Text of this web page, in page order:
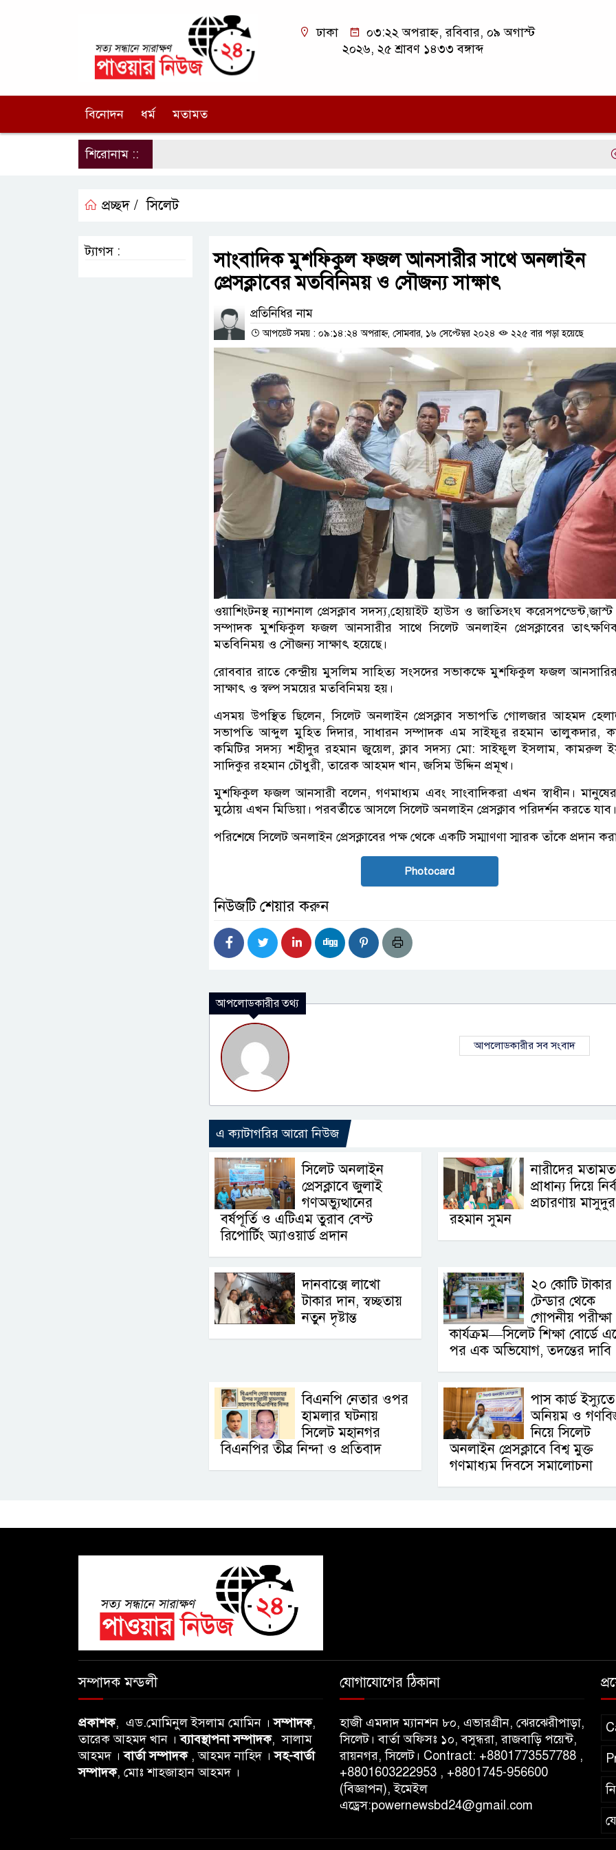
ঢাকা
০৩:২২ অপরাহ্ন, রবিবার, ০৯ অগাস্ট
২০২৬, ২৫ শ্রাবণ ১৪৩৩ বঙ্গাব্দ
বিনোদন ধর্ম মতামত
শিরোনাম ::
প্রচ্ছদ / সিলেট
সাংবাদিক মুশফিকুল ফজল আনসারীর সাথে অনলাইন
প্রেসক্লাবের মতবিনিময় ও সৌজন্য সাক্ষাৎ
প্রতিনিধির নাম
আপডেট সময় : ০৯:১৪:২৪ অপরাহ্ন, সোমবার, ১৬ সেপ্টেম্বর ২০২৪ ২২৫ বার পড়া হয়েছে
ওয়াশিংটনস্থ ন্যাশনাল প্রেসক্লাব সদস্য,হোয়াইট হাউস ও জাতিসংঘ
সম্পাদক মুশফিকুল ফজল আনসারীর সাথে সিলেট অনলাইন প্রেসক্লাবের
মতবিনিময় ও সৌজন্য সাক্ষাৎ হয়েছে।
রোববার রাতে কেন্দ্রীয় মুসলিম সাহিত্য সংসদের সভাকক্ষে মুশফিকুল ফজল
সাক্ষাৎ ও স্বল্প সময়ের মতবিনিময় হয়।
এসময় উপস্থিত ছিলেন, সিলেট অনলাইন প্রেসক্লাব সভাপতি গোলজার আহমদ
সভাপতি আব্দুল মুহিত দিদার, সাধারন সম্পাদক এম সাইফুর রহমান তালুকদার,
কমিটির সদস্য শহীদুর রহমান জুয়েল, ক্লাব সদস্য মো: সাইফুল ইসলাম, কামরুল
সাদিকুর রহমান চৌধুরী, তারেক আহমদ খান, জসিম উদ্দিন প্রমূখ।
মুশফিকুল ফজল আনসারী বলেন, গণমাধ্যম এবং সাংবাদিকরা এখন স্বাধীন।
মুঠোয় এখন মিডিয়া। পরবর্তীতে আসলে সিলেট অনলাইন প্রেসক্লাব পরিদর্শন করতে যাব।
পরিশেষে সিলেট অনলাইন প্রেসক্লাবের পক্ষ থেকে একটি সম্মাণণা স্মারক তাঁকে প্রদান
Photocard
নিউজটি শেয়ার করুন
আপলোডকারীর তথ্য
আপলোডকারীর সব সংবাদ
এ ক্যাটাগরির আরো নিউজ
সিলেট অনলাইন
প্রেসক্লাবে জুলাই
গণঅভ্যুত্থানের
বর্ষপূর্তি ও এটিএম তুরাব বেস্ট
রিপোর্টিং অ্যাওয়ার্ড প্রদান
নারীদের
প্রাধান্য দিয়ে
প্রচারণায় মাসুদুর
রহমান সুমন
দানবাক্সে লাখো
টাকার দান, স্বচ্ছতায়
নতুন দৃষ্টান্ত
২০ কোটি টাকার
টেন্ডার থেকে
গোপনীয় পরীক্ষা
কার্যক্রম—সিলেট শিক্ষা বোর্ডে
পর এক অভিযোগ, তদন্তের দাবি
বিএনপি নেতার ওপর
হামলার ঘটনায়
সিলেট মহানগর
বিএনপির তীব্র নিন্দা ও প্রতিবাদ
পাস কার্ড ইস্যুতে
অনিয়ম ও
নিয়ে সিলেট
অনলাইন প্রেসক্লাবে বিশ্ব মুক্ত
গণমাধ্যম দিবসে সমালোচনা
ট্যাগস :
সম্পাদক মন্ডলী
প্রকাশক, এড.মোমিনুল ইসলাম মোমিন ।সম্পাদক,
তারেক আহমদ খান ।ব্যাবস্থাপনা সম্পাদক, সালাম
আহমদ ।বার্তা সম্পাদক, আহমদ নাহিদ ।সহ-বার্তা
সম্পাদক, মোঃ শাহজাহান আহমদ ।
যোগাযোগের ঠিকানা
হাজী এমদাদ ম্যানশন ৮০, এভারগ্রীন, ঝেরঝেরীপাড়া,
সিলেট। বার্তা অফিসঃ ১০, বসুন্ধরা, রাজবাড়ি পয়েন্ট,
রায়নগর, সিলেট। Contract: +8801773557788 ,
+8801603222953 , +8801745-956600
(বিজ্ঞাপন), ইমেইল
এড্রেস:powernewsbd24@gmail.com